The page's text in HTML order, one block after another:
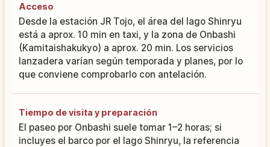
Acceso
Desde la estación JR Tojo, el área del lago Shinryu
está a aprox. 10 min en taxi, y la zona de Onbashi
(Kamitaishakukyo) a aprox. 20 min. Los servicios
lanzadera varían según temporada y planes, por lo
que conviene comprobarlo con antelación.
Tiempo de visita y preparación
El paseo por Onbashi suele tomar 1–2 horas; si
incluyes el barco por el lago Shinryu, la referencia